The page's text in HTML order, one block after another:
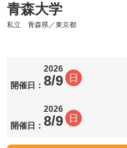
青森大学
私立 青森県／東京都
開催日：
2026
8/9 日
開催日：
2026
8/9 日